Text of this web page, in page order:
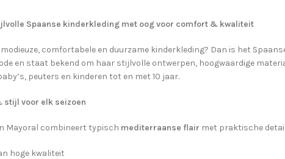
Spaanse kinderkleding met oog voor comfort & kwaliteit
modieuze, comfortabele en duurzame kinderkleding? Dan is het
en staat bekend om haar stijlvolle ontwerpen, hoogwaardige
peuters en kinderen tot en met 10 jaar.
stijl voor elk seizoen
Mayoral combineert typisch mediterraanse flair met praktische
hoge kwaliteit